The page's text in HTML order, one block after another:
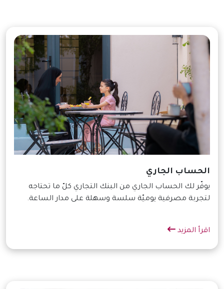
الحساب الجاري
يوفّر لك الحساب الجاري من البنك التجاري كلّ ما تحتاجه
لتجربة مصرفية يوميّة سلسة وسهلة على مدار الساعة.
اقرأ المزيد